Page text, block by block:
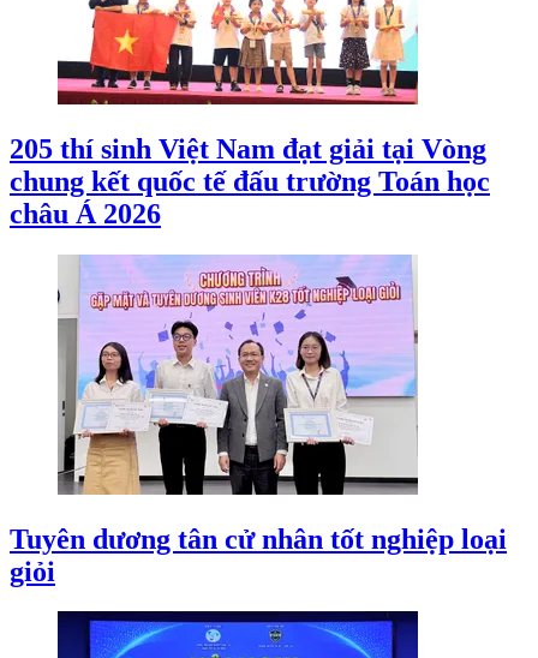
205 thí sinh Việt Nam đạt giải tại Vòng
chung kết quốc tế đấu trường Toán học
châu Á 2026
Tuyên dương tân cử nhân tốt nghiệp loại
giỏi